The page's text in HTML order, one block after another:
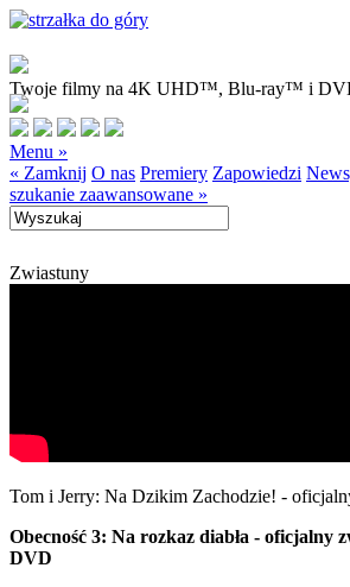
Twoje filmy na 4K UHD™, Blu-ray™ i
Menu »
« Zamknij O nas Premiery Zapowiedzi
szukanie zaawansowane »
Zwiastuny
Tom i Jerry: Na Dzikim Zachodzie! -
Obecność 3: Na rozkaz diabła - oficjalny
DVD